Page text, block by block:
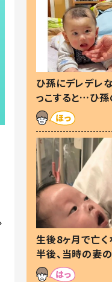
ひ孫にデレデレ
っこすると…ひ
した」「可愛くて仕
生後8ヶ月で亡
半後、当時の妻
た本音とは